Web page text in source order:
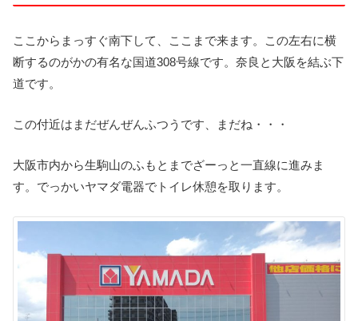
ここからまっすぐ南下して、ここまで来ます。この左右に横
断するのがかの有名な国道308号線です。奈良と大阪を結ぶ下
道です。
この付近はまだぜんぜんふつうです、まだね・・・
大阪市内から生駒山のふもとまでざーっと一直線に進みま
す。でっかいヤマダ電器でトイレ休憩を取ります。